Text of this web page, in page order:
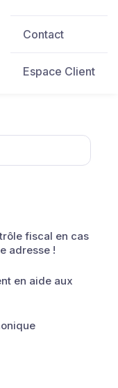
Contact
Espace Client
fiscal en cas
adresse !
en aide aux